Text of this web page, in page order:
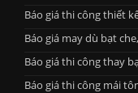
Báo giá thi công thiết
Báo giá may dù bạt
Báo giá thi công thay
Báo giá thi công mái